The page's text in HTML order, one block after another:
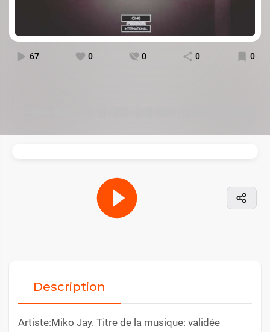
67 0 0 0 0
Description
Artiste:Miko Jay. Titre de la musique: validée